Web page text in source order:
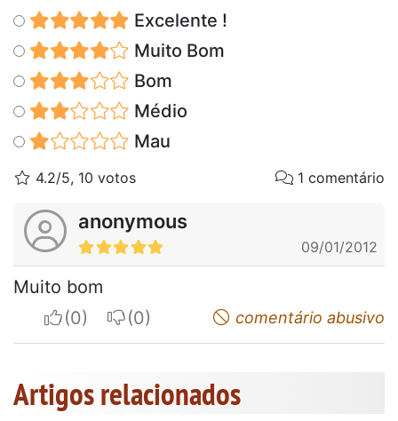
Excelente !
Muito Bom
Bom
Médio
Mau
4.2/5, 10 votos 1 comentário
anonymous
09/01/2012
Muito bom
I apreciateI do not appreciatecomentário abusivo
Artigos relacionados